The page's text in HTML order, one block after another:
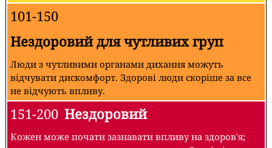
101-150
Нездоровий для чутливих груп
Люди з чутливими органами дихання можуть
відчувати дискомфорт. Здорові люди скоріше за все
не відчують впливу.
151-200 Нездоровий
Кожен може почати зазнавати впливу на здоров'я;